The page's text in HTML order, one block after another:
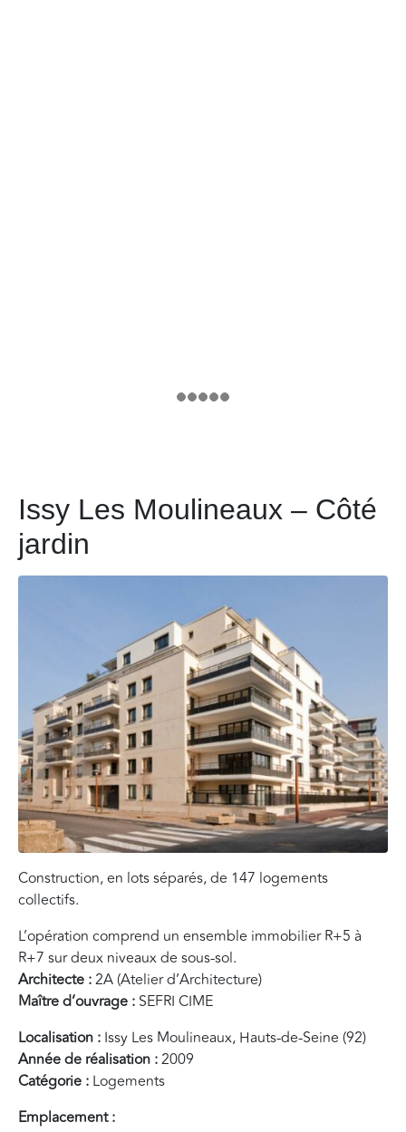
Issy Les Moulineaux – Côté
jardin
Construction, en lots séparés, de 147 logements
collectifs.
L’opération comprend un ensemble immobilier R+5 à
R+7 sur deux niveaux de sous-sol.
Architecte :2A (Atelier d’Architecture)
Maître d’ouvrage : SEFRI CIME
Localisation : Issy Les Moulineaux, Hauts-de-Seine (92)
Année de réalisation :2009
Catégorie : Logements
Emplacement :